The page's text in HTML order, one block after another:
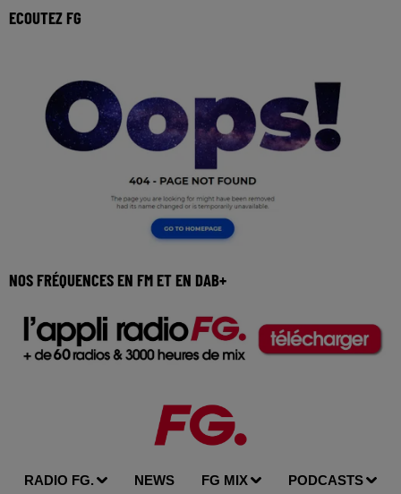
ECOUTEZ FG
NOS FRÉQUENCES EN FM ET EN DAB+
RADIO FG. NEWS FG MIX PODCASTS